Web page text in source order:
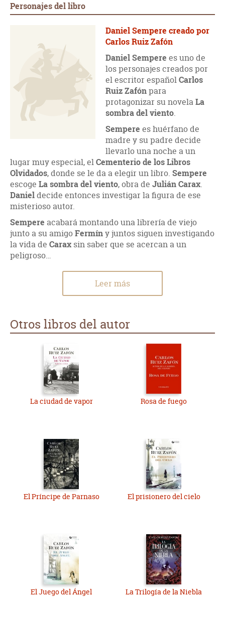
Personajes del libro
Daniel Sempere creado por
Carlos Ruiz Zafón
Daniel Sempere es uno de
los personajes creados por
el escritor españolCarlos
Ruiz Zafónpara
protagonizar su novelaLa
sombra del viento.
Sempere es huérfano de
madre y su padre decide
llevarlo una noche a un
lugar muy especial, elCementerio de los Libros
Olvidados, donde se le da a elegir un libro. Sempere
escoge La sombra del viento, obra de Julián Carax.
Danieldecide entonces investigar la figura de ese
misterioso autor.
Sempere acabará montando una librería de viejo
junto a su amigoFermíny juntos siguen investigando
la vida de Carax sin saber que se acercan a un
peligroso…
Leer más
Otros libros del autor
La ciudad de vapor Rosa de fuego
El Príncipe de Parnaso El prisionero del cielo
El Juego del Ángel La Trilogía de la Niebla